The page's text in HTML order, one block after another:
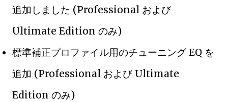
追加しました (Professional および
Ultimate Edition のみ)
標準補正プロファイル用のチューニング EQ を
追加 (Professional および Ultimate
Edition のみ)